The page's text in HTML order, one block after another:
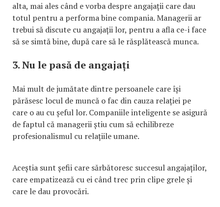
alta, mai ales când e vorba despre angajații care dau
totul pentru a performa bine compania. Managerii ar
trebui să discute cu angajații lor, pentru a afla ce-i face
să se simtă bine, după care să le răsplătească munca.
3. Nu le pasă de angajați
Mai mult de jumătate dintre persoanele care își
părăsesc locul de muncă o fac din cauza relației pe
care o au cu șeful lor. Companiile inteligente se asigură
de faptul că managerii știu cum să echilibreze
profesionalismul cu relațiile umane.
Aceștia sunt șefii care sărbătoresc succesul angajaților,
care empatizează cu ei când trec prin clipe grele și
care le dau provocări.